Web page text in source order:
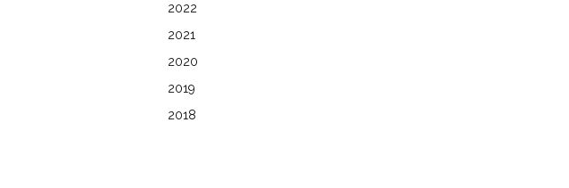
2022
2021
2020
2019
2018